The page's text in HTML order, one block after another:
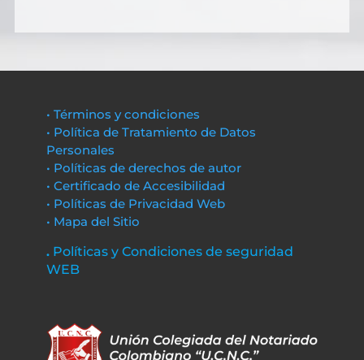
• Términos y condiciones
• Política de Tratamiento de Datos
Personales
• Políticas de derechos de autor
• Certificado de Accesibilidad
• Políticas de Privacidad Web
• Mapa del Sitio
. Políticas y Condiciones de seguridad
WEB